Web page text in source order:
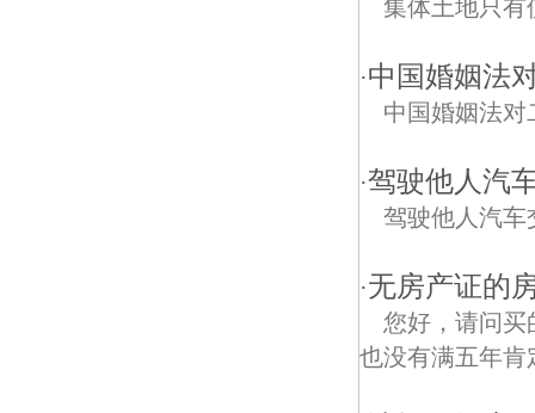
集体土地只有
·中国婚姻法
中国婚姻法
·驾驶他人汽
驾驶他人汽车
·无房产证的
您好，请问买
也没有满五年肯